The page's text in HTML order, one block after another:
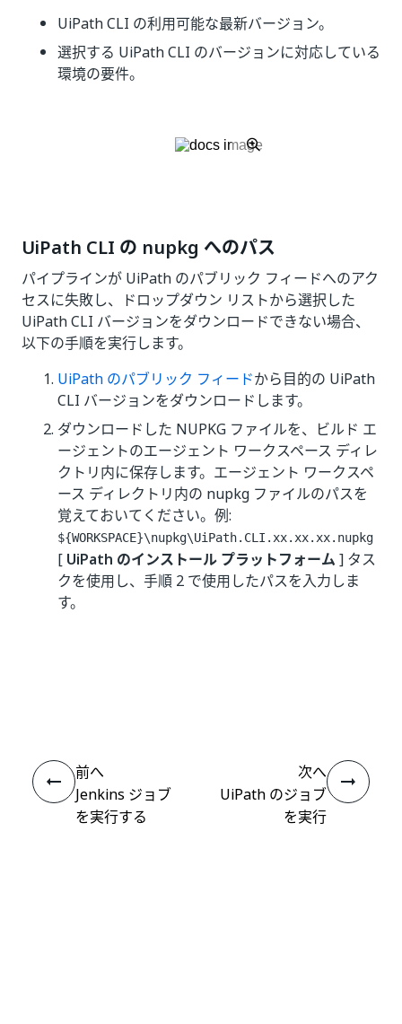
UiPath CLI の利用可能な最新バージョン。
選択する UiPath CLI のバージョンに対応している
環境の要件。
UiPath CLI の nupkg へのパス
パイプラインが UiPath のパブリック フィードへのアク
セスに失敗し、ドロップダウン リストから選択した
UiPath CLI バージョンをダウンロードできない場合、
以下の手順を実行します。
UiPath のパブリック フィードから目的の UiPath
CLI バージョンをダウンロードします。
ダウンロードした NUPKG ファイルを、ビルド エ
ージェントのエージェント ワークスペース ディレ
クトリ内に保存します。エージェント ワークスペ
ース ディレクトリ内の nupkg ファイルのパスを
覚えておいてください。例:
${WORKSPACE}\nupkg\UiPath.CLI.xx.xx.xx.nupkg
[ UiPath のインストール プラットフォーム ] タス
クを使用し、手順 2 で使用したパスを入力しま
す。
前へ
Jenkins ジョブ
を実行する
次へ
UiPath のジョブ
を実行